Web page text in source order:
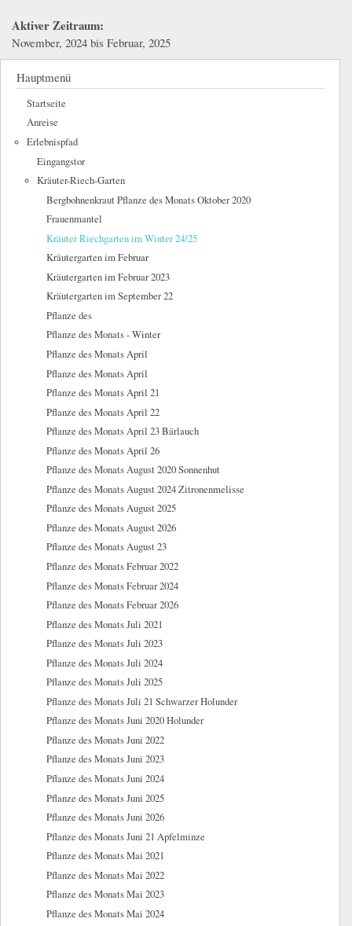
Aktiver Zeitraum:
November, 2024 bis Februar, 2025
Hauptmenü
Startseite
Anreise
Erlebnispfad
Eingangstor
Kräuter-Riech-Garten
Bergbohnenkraut Pflanze des Monats Oktober 2020
Frauenmantel
Kräuter Riechgarten im Winter 24/25
Kräutergarten im Februar
Kräutergarten im Februar 2023
Kräutergarten im September 22
Pflanze des
Pflanze des Monats - Winter
Pflanze des Monats April
Pflanze des Monats April
Pflanze des Monats April 21
Pflanze des Monats April 22
Pflanze des Monats April 23 Bärlauch
Pflanze des Monats April 26
Pflanze des Monats August 2020 Sonnenhut
Pflanze des Monats August 2024 Zitronenmelisse
Pflanze des Monats August 2025
Pflanze des Monats August 2026
Pflanze des Monats August 23
Pflanze des Monats Februar 2022
Pflanze des Monats Februar 2024
Pflanze des Monats Februar 2026
Pflanze des Monats Juli 2021
Pflanze des Monats Juli 2023
Pflanze des Monats Juli 2024
Pflanze des Monats Juli 2025
Pflanze des Monats Juli 21 Schwarzer Holunder
Pflanze des Monats Juni 2020 Holunder
Pflanze des Monats Juni 2022
Pflanze des Monats Juni 2023
Pflanze des Monats Juni 2024
Pflanze des Monats Juni 2025
Pflanze des Monats Juni 2026
Pflanze des Monats Juni 21 Apfelminze
Pflanze des Monats Mai 2021
Pflanze des Monats Mai 2022
Pflanze des Monats Mai 2023
Pflanze des Monats Mai 2024